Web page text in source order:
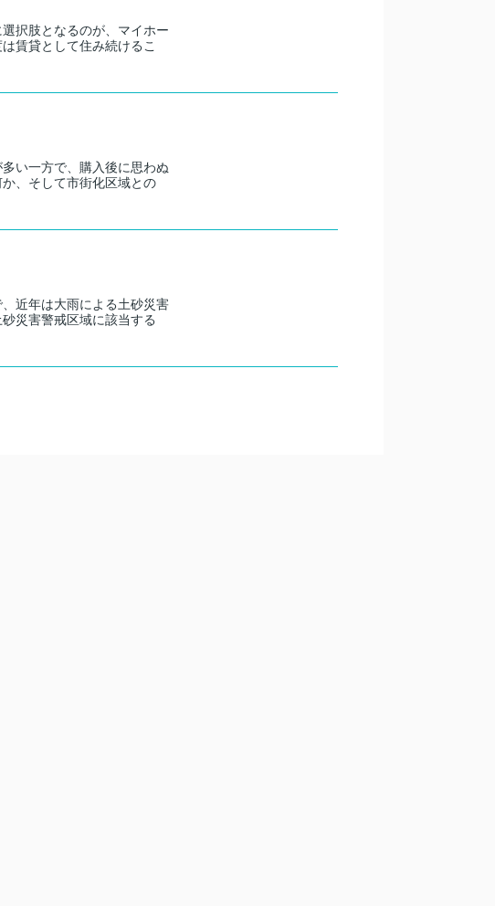
択肢となるのが、マイホー
賃貸として住み続けるこ
い一方で、購入後に思わぬ
、そして市街化区域との
近年は大雨による土砂災害
災害警戒区域に該当する